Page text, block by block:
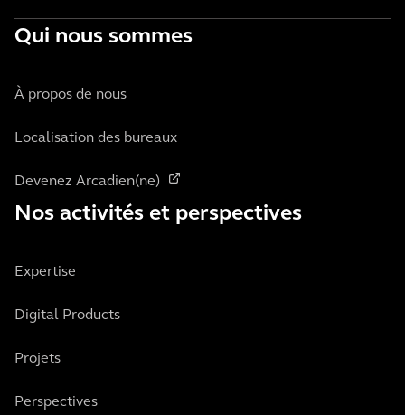
Qui nous sommes
À propos de nous
Localisation des bureaux
Devenez Arcadien(ne)
Nos activités et perspectives
Expertise
Digital Products
Projets
Perspectives